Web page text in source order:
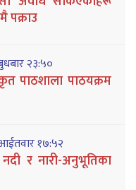
पक्राउ
२३:५०
पाठशाला पाठयक्रम
१७:५२
र नारी-अनुभूतिका